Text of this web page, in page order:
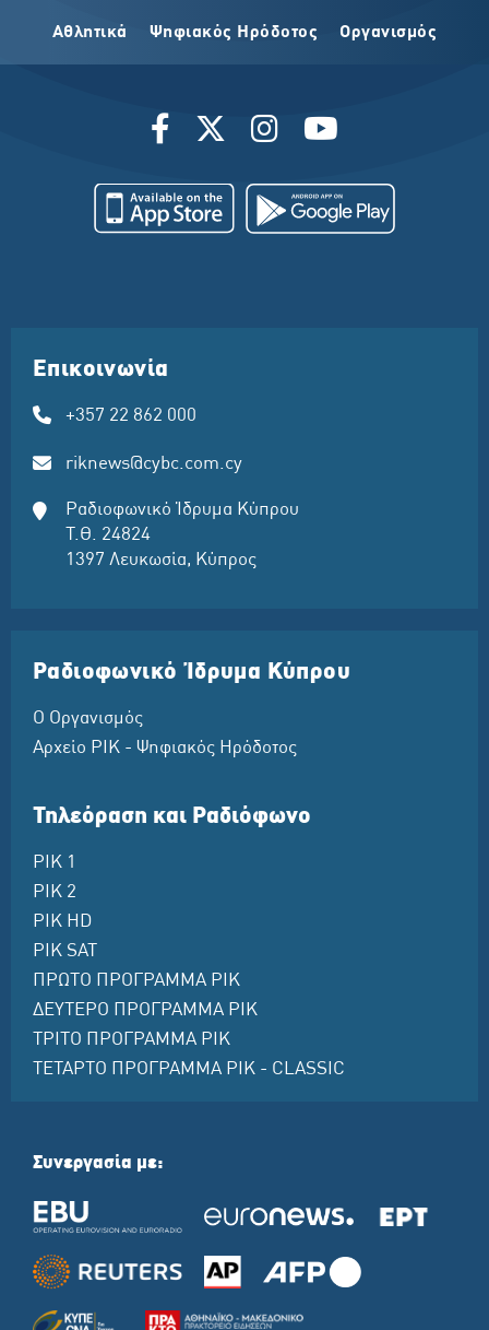
Αθλητικά Ψηφιακός Ηρόδοτος Οργανισμός
Επικοινωνία
+357 22 862 000
riknews@cybc.com.cy
Ραδιοφωνικό Ίδρυμα Κύπρου
Τ.Θ. 24824
1397 Λευκωσία, Κύπρος
Ραδιοφωνικό Ίδρυμα Κύπρου
Ο Οργανισμός
Αρχείο ΡΙΚ - Ψηφιακός Ηρόδοτος
Τηλεόραση και Ραδιόφωνο
ΡΙΚ 1
ΡΙΚ 2
ΡΙΚ HD
ΡΙΚ SAT
ΠΡΩΤΟ ΠΡΟΓΡΑΜΜΑ ΡΙΚ
ΔΕΥΤΕΡΟ ΠΡΟΓΡΑΜΜΑ ΡΙΚ
ΤΡΙΤΟ ΠΡΟΓΡΑΜΜΑ ΡΙΚ
ΤΕΤΑΡΤΟ ΠΡΟΓΡΑΜΜΑ ΡΙΚ - CLASSIC
Συνεργασία με: